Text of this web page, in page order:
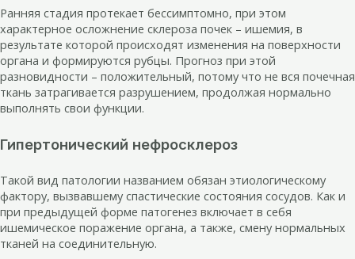
Ранняя стадия протекает бессимптомно, при этом
характерное осложнение склероза почек – ишемия, в
результате которой происходят изменения на поверхности
органа и формируются рубцы. Прогноз при этой
разновидности – положительный, потому что не вся почечная
ткань затрагивается разрушением, продолжая нормально
выполнять свои функции.
Гипертонический нефросклероз
Такой вид патологии названием обязан этиологическому
фактору, вызвавшему спастические состояния сосудов. Как и
при предыдущей форме патогенез включает в себя
ишемическое поражение органа, а также, смену нормальных
тканей на соединительную.